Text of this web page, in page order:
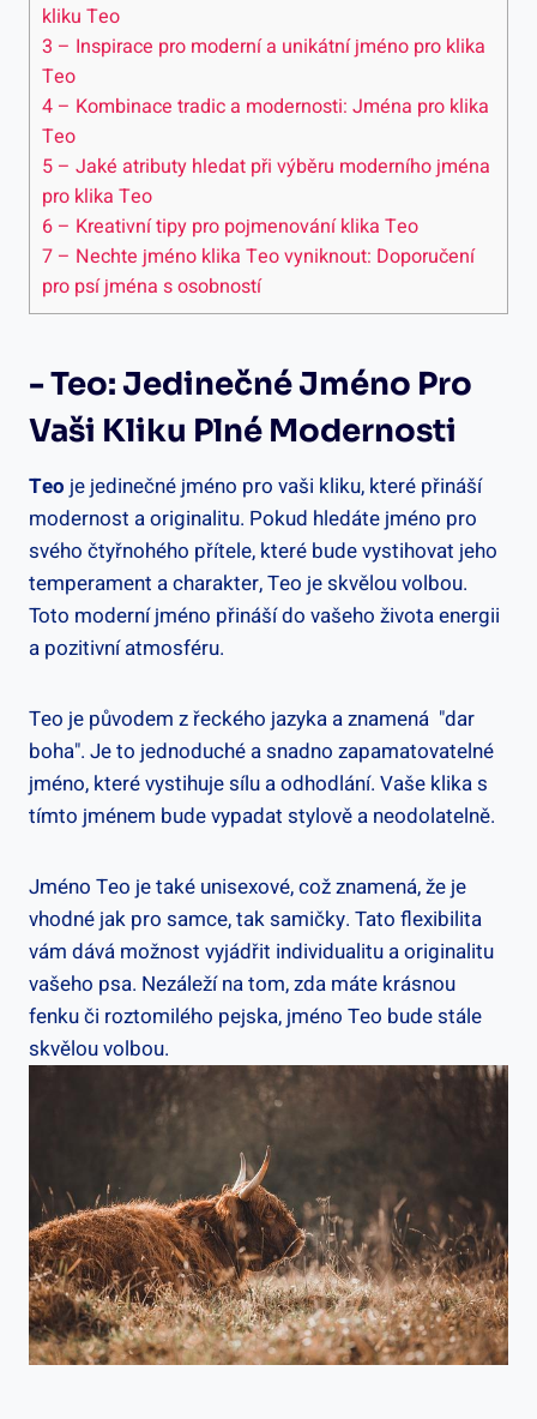
kliku Teo
3 – Inspirace pro ‌moderní a unikátní jméno pro klika
Teo
4 – Kombinace ​tradic a modernosti: Jména pro klika
Teo
5 – Jaké atributy hledat při výběru moderního jména
pro klika Teo
6 – Kreativní tipy pro pojmenování klika Teo
7 – Nechte jméno klika ‌Teo vyniknout: Doporučení⁤
pro psí jména s osobností
-⁤ Teo: Jedinečné ‍jméno Pro
Vaši Kliku Plné Modernosti
Teo ⁤je ‌jedinečné jméno pro vaši kliku, které přináší
modernost a originalitu. Pokud hledáte jméno pro
svého čtyřnohého přítele, které bude vystihovat jeho
temperament a charakter, Teo je skvělou volbou.
⁣Toto moderní jméno⁣ přináší do vašeho života energii
a​ pozitivní atmosféru.
Teo je původem z řeckého jazyka a znamená ⁣ "dar
boha". Je to jednoduché a snadno zapamatovatelné
jméno, které⁣ vystihuje sílu a‌ odhodlání. Vaše klika⁤ s⁣
tímto jménem bude vypadat stylově a ⁣neodolatelně.
Jméno Teo ⁣je také unisexové, což znamená, že je
vhodné ‍jak pro samce, tak samičky. Tato flexibilita
vám dává možnost vyjádřit individualitu a‍ originalitu
vašeho psa. Nezáleží na tom, zda máte krásnou
fenku či⁢ roztomilého pejska, jméno Teo bude ⁢stále
skvělou volbou.